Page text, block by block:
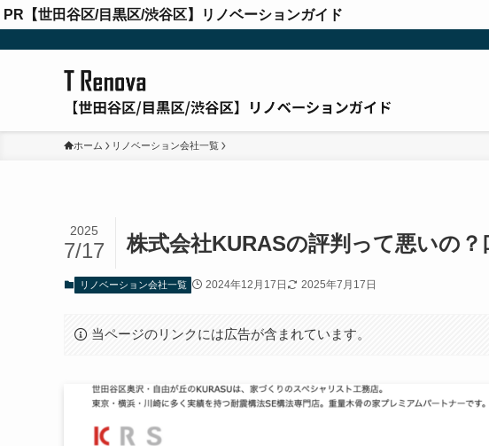
PR【世田谷区/目黒区/渋谷区】リノベーションガイド
ホーム リノベーション会社一覧
株式会社KURASの評判って悪いの？
2025
7/17
リノベーション会社一覧 2024年12月17日 2025年7月17日
当ページのリンクには広告が含まれています。